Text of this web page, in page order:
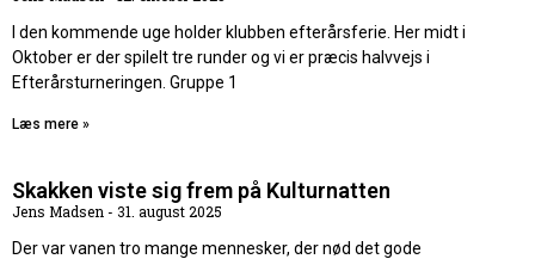
I den kommende uge holder klubben efterårsferie. Her midt i
Oktober er der spilelt tre runder og vi er præcis halvvejs i
Efterårsturneringen. Gruppe 1
Læs mere »
Skakken viste sig frem på Kulturnatten
Jens Madsen
31. august 2025
Der var vanen tro mange mennesker, der nød det gode